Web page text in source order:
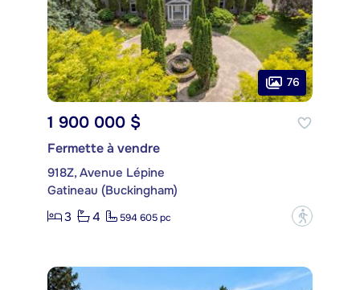
76
1 900 000 $
Fermette à vendre
918Z, Avenue Lépine
Gatineau (Buckingham)
3
4 594 605 pc ?